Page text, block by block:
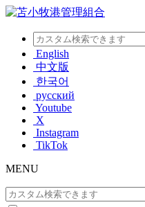
English
中文版
한국어
русский
Youtube
X
Instagram
TikTok
MENU